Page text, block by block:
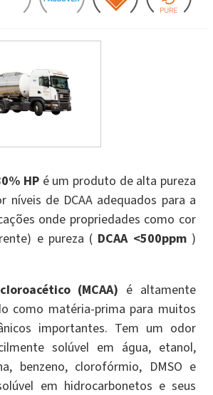
HP é um produto de alta pureza
níveis de DCAA adequados para a
onde propriedades como cor
e pureza ( DCAA <500ppm)
(MCAA) é altamente
como matéria-prima para muitos
importantes. Tem um odor
solúvel em água, etanol,
benzeno, clorofórmio, DMSO e
em hidrocarbonetos e seus